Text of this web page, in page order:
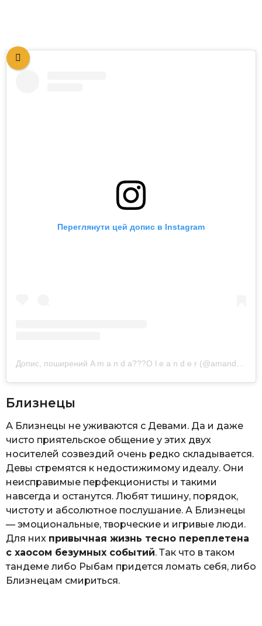
Переглянути цей допис в Instagram
Допис, поширений A m a n d a??‍?O l e a n d e r (@amandaoleander)
Близнецы
А Близнецы не уживаются с Девами. Да и даже
чисто приятельское общение у этих двух
носителей созвездий очень редко складывается.
Девы стремятся к недостижимому идеалу. Они
неисправимые перфекционисты и такими
навсегда и останутся. Любят тишину, порядок,
чистоту и абсолютное послушание. А Близнецы
— эмоциональные, творческие и игривые люди.
Для них привычная жизнь тесно переплетена
с хаосом безумных событий. Так что в таком
тандеме либо Рыбам придется ломать себя, либо
Близнецам смириться.